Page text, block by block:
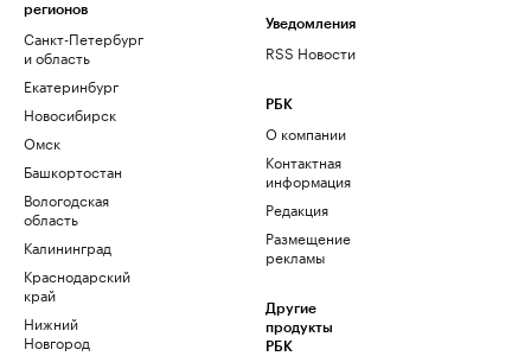
регионов
Санкт-Петербург
и область
Екатеринбург
Новосибирск
Омск
Башкортостан
Вологодская
область
Калининград
Краснодарский
край
Нижний
Новгород
Уведомления
RSS Новости
РБК
О компании
Контактная
информация
Редакция
Размещение
рекламы
Другие
продукты
РБК